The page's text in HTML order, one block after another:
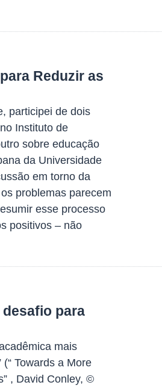
Reduzir as
participei de dois
Instituto de
sobre educação
da Universidade
em torno da
problemas parecem
esse processo
positivos – não
para
mais
Towards a More
, David Conley, ©